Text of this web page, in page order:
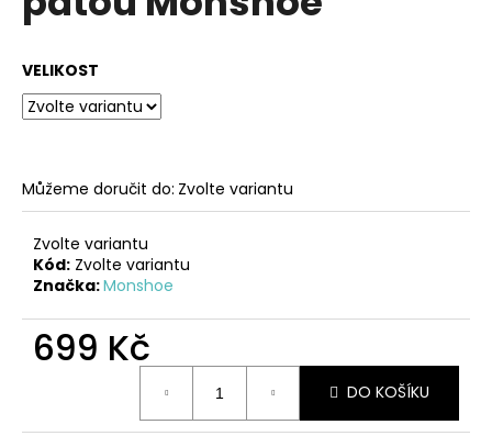
5
VELIKOST
Můžeme doručit do: Zvolte variantu
Zvolte variantu
Kód: Zvolte variantu
Značka:Monshoe
699 Kč
DO KOŠÍKU
u
e
m
e
ČERNÉ
KOŽENÉ
PANTOFLE
NA
KLÍNKU
SHOES
249